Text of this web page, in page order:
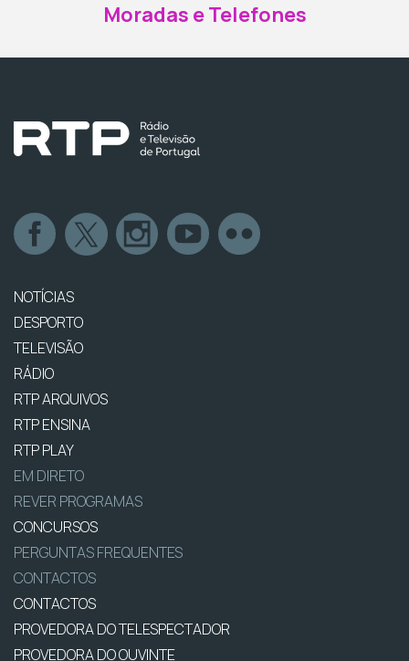
Moradas e Telefones
NOTÍCIAS
DESPORTO
TELEVISÃO
RÁDIO
RTP ARQUIVOS
RTP ENSINA
RTP PLAY
EM DIRETO
REVER PROGRAMAS
CONCURSOS
PERGUNTAS FREQUENTES
CONTACTOS
CONTACTOS
PROVEDORA DO TELESPECTADOR
PROVEDORA DO OUVINTE